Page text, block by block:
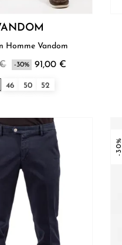
Pantalon Homme Vandom
-30% 91,00 €
46 50 52
-30%